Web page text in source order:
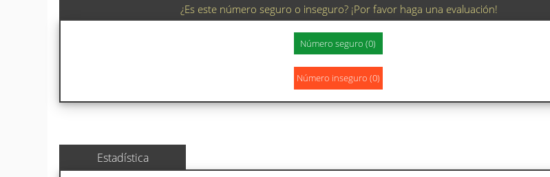
¿Es este número seguro o inseguro? ¡Por favor haga una evaluación!
Estadística